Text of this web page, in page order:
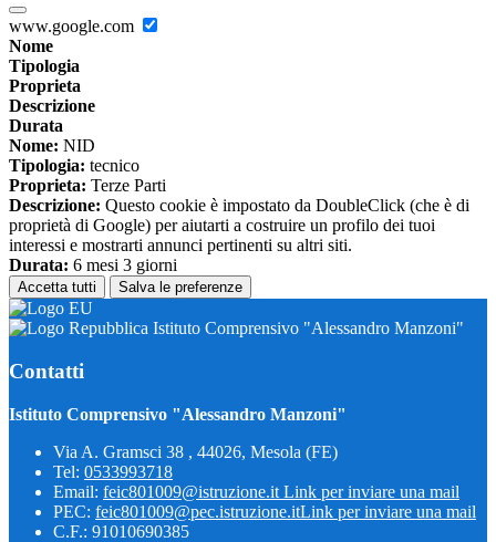
www.google.com
Nome
Tipologia
Proprieta
Descrizione
Durata
Nome: NID
Tipologia: tecnico
Proprieta: Terze Parti
Descrizione: Questo cookie è impostato da DoubleClick (che è di
proprietà di Google) per aiutarti a costruire un profilo dei tuoi
interessi e mostrarti annunci pertinenti su altri siti.
Durata: 6 mesi 3 giorni
Accetta tutti Salva le preferenze
Istituto Comprensivo "Alessandro Manzoni"
Contatti
Istituto Comprensivo "Alessandro Manzoni"
Via A. Gramsci 38 , 44026, Mesola (FE)
Tel: 0533993718
Email: feic801009@istruzione.it Link per inviare una mail
PEC: feic801009@pec.istruzione.itLink per inviare una mail
C.F.: 91010690385